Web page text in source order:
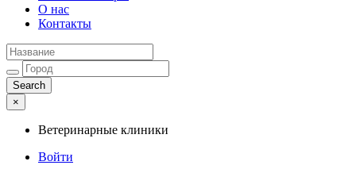
О нас
Контакты
×
Ветеринарные клиники
Войти